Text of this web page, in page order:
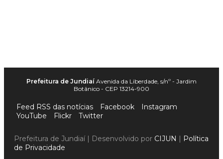
Prefeitura de Jundiaí Avenida da Liberdade, s/nº - Jardim
Botânico - CEP 13214-900
Feed RSS das notícias Facebook
Instagram
YouTube
Flickr Twitter
Prefeitura de Jundiaí | Desenvolvido por CIJUN | Política
de Privacidade